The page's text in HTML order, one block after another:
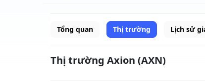
Tổng quan Thị trường Lịch sử
Thị trường Axion (AXN)